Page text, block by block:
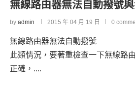
無線路由器無法自動撥號
by admin 2015 年 04 月 19 日 0
無線路由器無法自動撥號
此類情況，要著重檢查一下無線路
正確，....